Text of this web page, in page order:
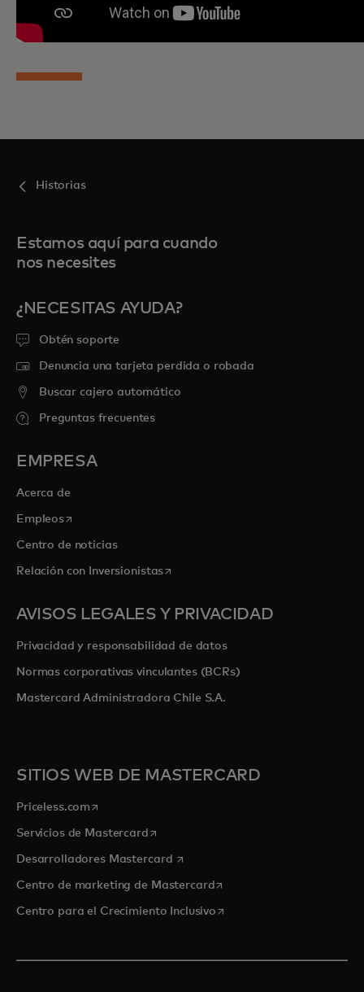
Historias
Estamos aquí para cuando
nos necesites
¿NECESITAS AYUDA?
Obtén soporte
Denuncia una tarjeta perdida o robada
Buscar cajero automático
Preguntas frecuentes
EMPRESA
Acerca de
Empleosse abre en una pestaña nueva
Centro de noticias
Relación con Inversionistasse abre en una pestaña nueva
AVISOS LEGALES Y PRIVACIDAD
Privacidad y responsabilidad de datos
Normas corporativas vinculantes (BCRs)
Mastercard Administradora Chile S.A.
SITIOS WEB DE MASTERCARD
Priceless.com se abre en una pestaña nueva
Servicios de Mastercardse abre en una pestaña nueva
Desarrolladores Mastercard se abre en una pestaña nueva
Centro de marketing de Mastercardse abre en una pestaña
Centro para el Crecimiento Inclusivose abre en una pestaña